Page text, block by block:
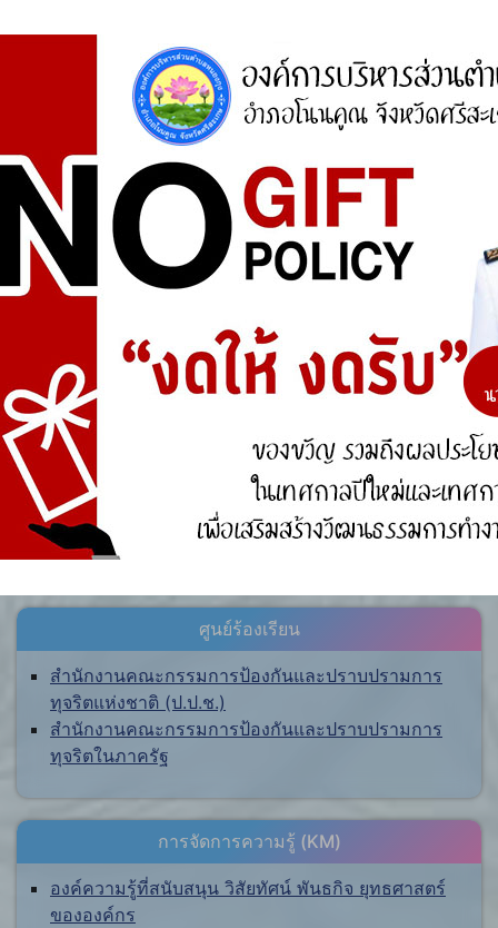
ศูนย์ร้องเรียน
สำนักงานคณะกรรมการป้องกันและปราบปรามการ
ทุจริตแห่งชาติ (ป.ป.ช.)
สำนักงานคณะกรรมการป้องกันและปราบปรามการ
ทุจริตในภาครัฐ
การจัดการความรู้ (KM)
องค์ความรู้ที่สนับสนุน วิสัยทัศน์ พันธกิจ ยุทธศาสตร์
ขององค์กร